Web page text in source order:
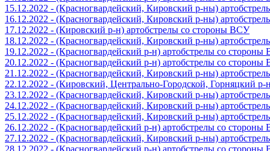
15.12.2022 - (Красногвардейский, Кировский р-ны)
16.12.2022 - (Красногвардейский, Кировский р-ны)
17.12.2022 - (Кировский р-н) артобстрелы со стороны ВСУ
18.12.2022 - (Красногвардейский, Кировский р-ны)
19.12.2022 - (Красногвардейский р-н) артобстрелы со
20.12.2022 - (Красногвардейский р-н) артобстрелы со
21.12.2022 - (Красногвардейский, Кировский р-ны)
22.12.2022 - (Кировский, Центрально-Городской, Горняцкий
23.12.2022 - (Красногвардейский, Кировский р-ны)
24.12.2022 - (Красногвардейский, Кировский р-ны)
25.12.2022 - (Красногвардейский, Кировский р-ны)
26.12.2022 - (Красногвардейский р-н) артобстрелы со
27.12.2022 - (Красногвардейский, Кировский р-ны)
28.12.2022 - (Красногвардейский р-н) артобстрелы со